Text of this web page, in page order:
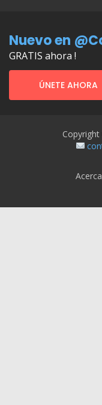
Nuevo en
GRATIS ahora !
ÚNETE AHORA